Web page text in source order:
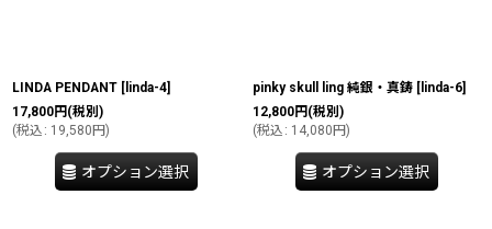
LINDA PENDANT [ linda-4]
17,800円 (税別)
(税込 : 19,580円)
オプション選択
pinky skull ling 純銀・真鋳 [ linda-6]
12,800円 (税別)
(税込 : 14,080円)
オプション選択